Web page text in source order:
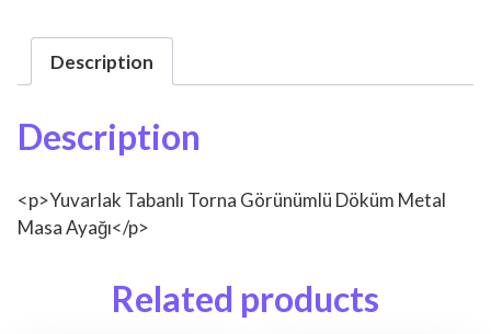
Description
Description
<p>Yuvarlak Tabanlı Torna Görünümlü Döküm Metal
Masa Ayağı</p>
Related products